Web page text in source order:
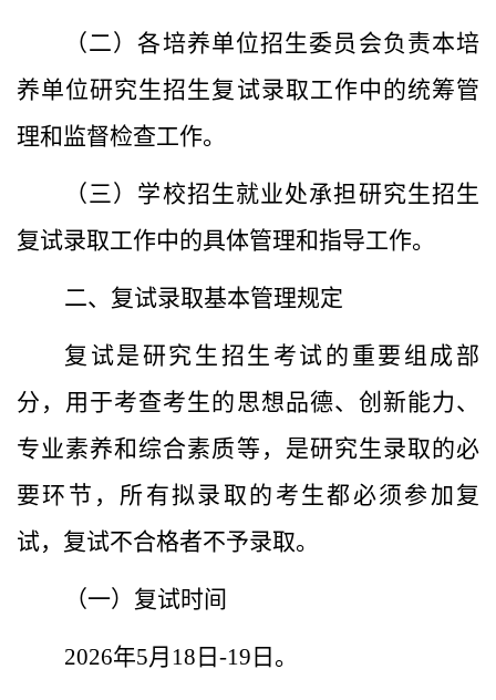
（二）各培养单位招生委员会负责本培
养单位研究生招生复试录取工作中的统筹管
理和监督检查工作。
（三）学校招生就业处承担研究生招生
复试录取工作中的具体管理和指导工作。
二、复试录取基本管理规定
复试是研究生招生考试的重要组成部
分，用于考查考生的思想品德、创新能力、
专业素养和综合素质等，是研究生录取的必
要环节，所有拟录取的考生都必须参加复
试，复试不合格者不予录取。
（一）复试时间
2026年5月18日-19日。